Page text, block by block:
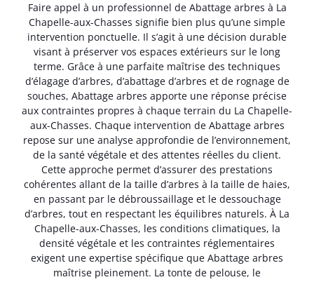
Faire appel à un professionnel de Abattage arbres à La
Chapelle-aux-Chasses signifie bien plus qu’une simple
intervention ponctuelle. Il s’agit à une décision durable
visant à préserver vos espaces extérieurs sur le long
terme. Grâce à une parfaite maîtrise des techniques
d’élagage d’arbres, d’abattage d’arbres et de rognage de
souches, Abattage arbres apporte une réponse précise
aux contraintes propres à chaque terrain du La Chapelle-
aux-Chasses. Chaque intervention de Abattage arbres
repose sur une analyse approfondie de l’environnement,
de la santé végétale et des attentes réelles du client.
Cette approche permet d’assurer des prestations
cohérentes allant de la taille d’arbres à la taille de haies,
en passant par le débroussaillage et le dessouchage
d’arbres, tout en respectant les équilibres naturels. À La
Chapelle-aux-Chasses, les conditions climatiques, la
densité végétale et les contraintes réglementaires
exigent une expertise spécifique que Abattage arbres
maîtrise pleinement. La tonte de pelouse, le